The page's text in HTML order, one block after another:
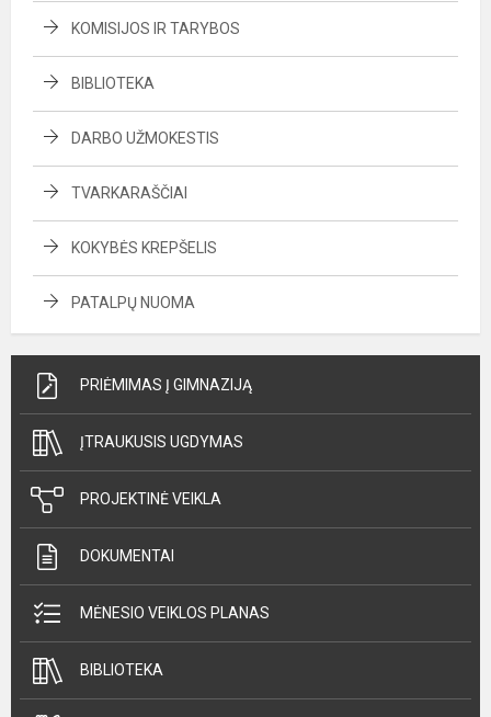
KOMISIJOS IR TARYBOS
BIBLIOTEKA
DARBO UŽMOKESTIS
TVARKARAŠČIAI
KOKYBĖS KREPŠELIS
PATALPŲ NUOMA
PRIĖMIMAS Į GIMNAZIJĄ
ĮTRAUKUSIS UGDYMAS
PROJEKTINĖ VEIKLA
DOKUMENTAI
MĖNESIO VEIKLOS PLANAS
BIBLIOTEKA